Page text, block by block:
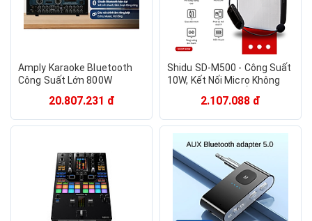
Amply Karaoke Bluetooth
Công Suất Lớn 800W
(Hàng Chính Hãng)
20.807.231 đ
Shidu SD-M500 - Công Suất
10W, Kết Nối Micro Không
Âm Thanh Trong Trẻo, Pin
2200mAh 8 đến 10h, Kết Nối
Trợ Micro Có Dây Tăng
Cường Chất Lượng Âm
Thanh, Nhỏ Gọn, Bền Bỉ, Dễ
Dàng Mang Theo - Hàng
Chính Hãng
2.107.088 đ